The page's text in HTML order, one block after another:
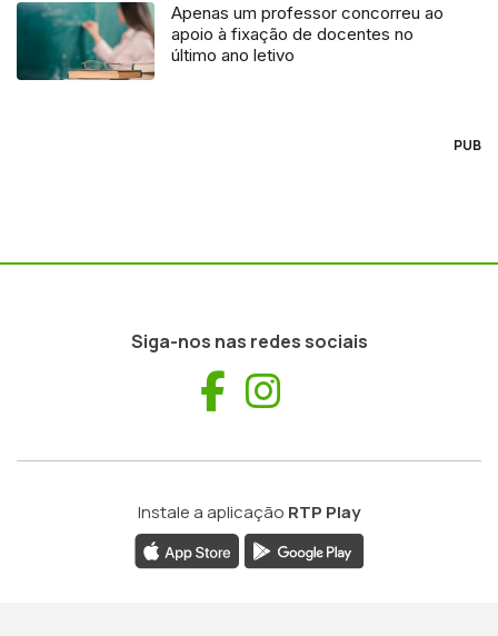
Apenas um professor concorreu ao
apoio à fixação de docentes no
último ano letivo
PUB
Siga-nos nas redes sociais
Facebook
Instale a aplicação RTP Play